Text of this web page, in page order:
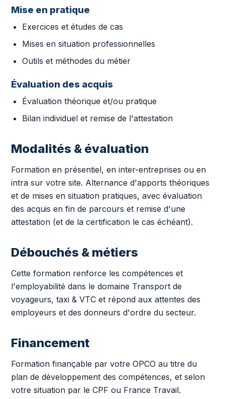
Mise en pratique
Exercices et études de cas
Mises en situation professionnelles
Outils et méthodes du métier
Évaluation des acquis
Évaluation théorique et/ou pratique
Bilan individuel et remise de l'attestation
Modalités & évaluation
Formation en présentiel, en inter-entreprises ou en
intra sur votre site. Alternance d'apports théoriques
et de mises en situation pratiques, avec évaluation
des acquis en fin de parcours et remise d'une
attestation (et de la certification le cas échéant).
Débouchés & métiers
Cette formation renforce les compétences et
l'employabilité dans le domaine Transport de
voyageurs, taxi & VTC et répond aux attentes des
employeurs et des donneurs d'ordre du secteur.
Financement
Formation finançable par votre OPCO au titre du
plan de développement des compétences, et selon
votre situation par le CPF ou France Travail.